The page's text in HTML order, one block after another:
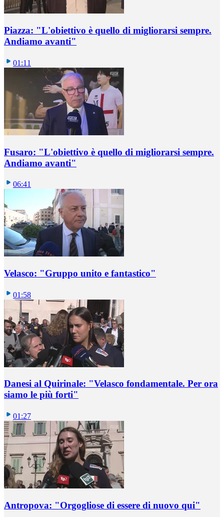
Piazza: "L'obiettivo è quello di migliorarsi sempre.
Andiamo avanti"
01:11
Fusaro: "L'obiettivo è quello di migliorarsi sempre.
Andiamo avanti"
06:41
Velasco: "Gruppo unito e fantastico"
01:58
Danesi al Quirinale: "Velasco fondamentale. Per ora
siamo le più forti"
01:27
Antropova: "Orgogliose di essere di nuovo qui"